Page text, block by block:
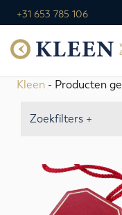
+31 653 785 106
Kleen - Producten
Zoekfilters +